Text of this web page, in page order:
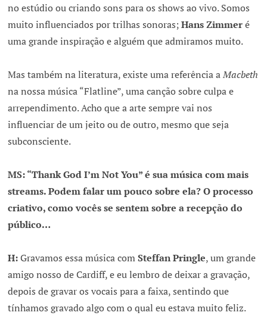
no estúdio ou criando sons para os shows ao vivo. Somos
muito influenciados por trilhas sonoras;Hans Zimmeré
uma grande inspiração e alguém que admiramos muito.
Mas também na literatura, existe uma referência aMacbeth
na nossa música “Flatline”, uma canção sobre culpa e
arrependimento. Acho que a arte sempre vai nos
influenciar de um jeito ou de outro, mesmo que seja
subconsciente.
MS: “Thank God I’m Not You” é sua música com mais
streams. Podem falar um pouco sobre ela? O processo
criativo, como vocês se sentem sobre a recepção do
público…
H:Gravamos essa música comSteffan Pringle, um grande
amigo nosso de Cardiff, e eu lembro de deixar a gravação,
depois de gravar os vocais para a faixa, sentindo que
tínhamos gravado algo com o qual eu estava muito feliz.